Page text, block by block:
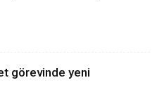
görevinde yeni